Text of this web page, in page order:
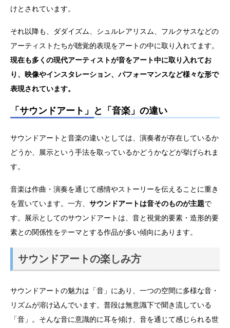
けとされています。
それ以降も、ダダイズム、シュルレアリスム、フルクサスなどの
アーティストたちが聴覚的表現をアートの中に取り入れてます。
現在も多くの現代アーティストが音をアート中に取り入れてお
り、映像やインスタレーション、パフォーマンスなど様々な形で
表現されています。
「サウンドアート」と「音楽」の違い
サウンドアートと音楽の違いとしては、演奏者が存在しているか
どうか、展示という手法を取っているかどうかなどが挙げられま
す。
音楽は作曲・演奏を通じて感情やストーリーを伝えることに重き
を置いています。一方、 サウンドアートは音そのものが主題で
す。展示としてのサウンドアートは、音と視覚的要素・造形的要
素との関係性をテーマとする作品が多い傾向にあります。
サウンドアートの楽しみ方
サウンドアートの魅力は「音」にあり、一つの空間に多様な音・
リズムが溶け込んでいます。普段は無意識下で聞き流している
「音」。そんな音に意識的に耳を傾け、音を通じて感じられる世